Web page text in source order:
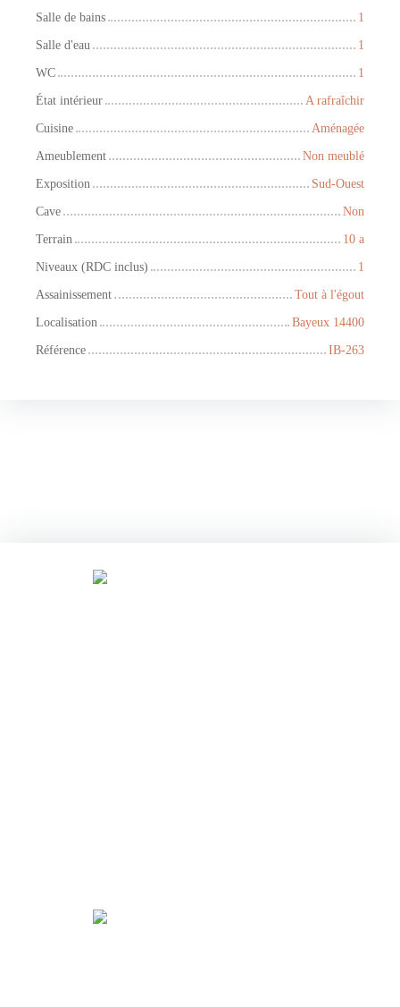
Salle de bains
1
Salle d'eau
1
WC
1
État intérieur
A rafraîchir
Cuisine
Aménagée
Ameublement
Non meublé
Exposition
Sud-Ouest
Cave
Non
Terrain
10 a
Niveaux (RDC inclus)
1
Assainissement
Tout à l'égout
Localisation
Bayeux 14400
Référence
IB-263